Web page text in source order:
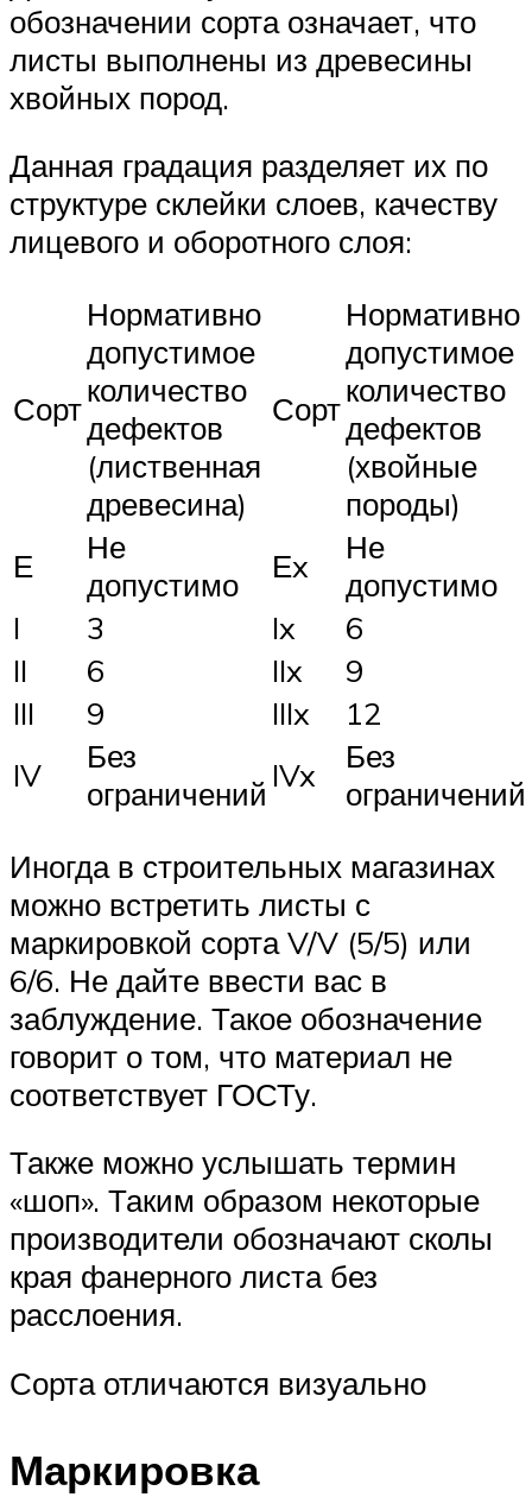
обозначении сорта означает, что
листы выполнены из древесины
хвойных пород.
Данная градация разделяет их по
структуре склейки слоев, качеству
лицевого и оборотного слоя:
Сорт
Нормативно
допустимое
количество
дефектов
(лиственная
древесина)
Сорт
Нормативно
допустимое
количество
дефектов
(хвойные
породы)
Е
Не
допустимо
Еx
Не
допустимо
I
3 Ix
6
II
6 IIx
9
III
9 IIIx
12
IV
Без
ограничений IVx
Без
ограничений
Иногда в строительных магазинах
можно встретить листы с
маркировкой сорта V/V (5/5) или
6/6. Не дайте ввести вас в
заблуждение. Такое обозначение
говорит о том, что материал не
соответствует ГОСТу.
Также можно услышать термин
«шоп». Таким образом некоторые
производители обозначают сколы
края фанерного листа без
расслоения.
Сорта отличаются визуально
Маркировка